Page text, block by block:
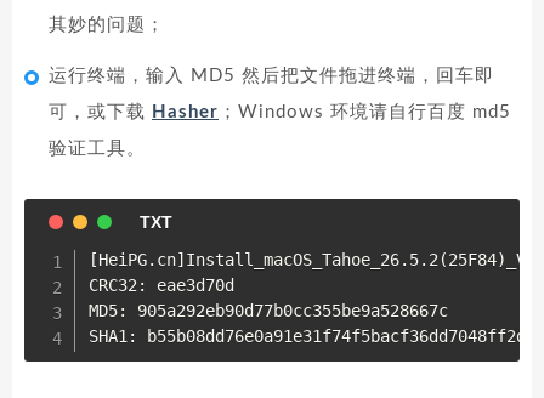
其妙的问题；
运行终端，输入 MD5 然后把文件拖进终端，回车即
可，或下载 Hasher ；Windows 环境请自行百度 md5
验证工具。
CRC32: eae3d70d
MD5: 905a292eb90d77b0cc355be9a528667c
SHA1: b55b08dd76e0a91e31f74f5bacf36dd7048ff2d9